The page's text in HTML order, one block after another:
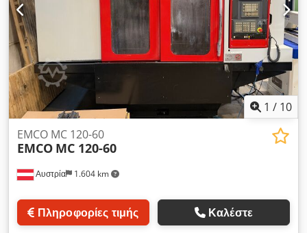
1 / 10
Αυστρία 1.604 km
EMCO MC 120-60
EMCO MC 120-60
Πληροφορίες τιμής Καλέστε